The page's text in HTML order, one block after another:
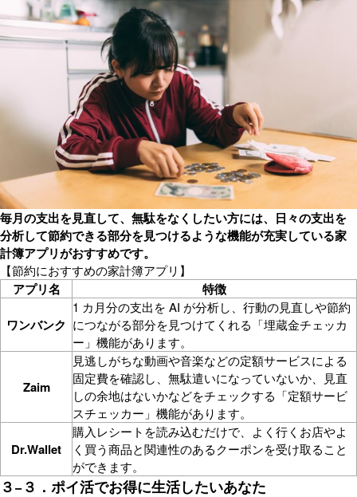
毎月の支出を見直して、無駄をなくしたい方には、日々の支出を
分析して節約できる部分を見つけるような機能が充実している家
計簿アプリがおすすめです。
【節約におすすめの家計簿アプリ】
アプリ名 特徴
ワンバンク
1 カ月分の支出を AI が分析し、行動の見直しや節約
につながる部分を見つけてくれる「埋蔵金チェッカ
ー」機能があります。
Zaim
見逃しがちな動画や音楽などの定額サービスによる
固定費を確認し、無駄遣いになっていないか、見直
しの余地はないかなどをチェックする「定額サービ
スチェッカー」機能があります。
Dr.Wallet
購入レシートを読み込むだけで、よく行くお店やよ
く買う商品と関連性のあるクーポンを受け取ること
ができます。
３−３．ポイ活でお得に生活したいあなた